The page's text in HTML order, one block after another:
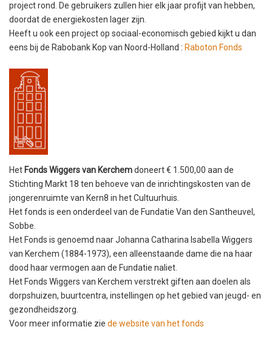
project rond. De gebruikers zullen hier elk jaar profijt van hebben,
doordat de energiekosten lager zijn.
Heeft u ook een project op sociaal-economisch gebied kijkt u dan
eens bij de Rabobank Kop van Noord-Holland : Raboton Fonds
Het Fonds Wiggers van Kerchemdoneert € 1.500,00 aan de
Stichting Markt 18 ten behoeve van de inrichtingskosten van de
jongerenruimte van Kern8 in het Cultuurhuis.
Het fonds is een onderdeel van de Fundatie Van den Santheuvel,
Sobbe.
Het Fonds is genoemd naar Johanna Catharina Isabella Wiggers
van Kerchem (1884-1973), een alleenstaande dame die na haar
dood haar vermogen aan de Fundatie naliet.
Het Fonds Wiggers van Kerchem verstrekt giften aan doelen als
dorpshuizen, buurtcentra, instellingen op het gebied van jeugd- en
gezondheidszorg.
Voor meer informatie zie de website van het fonds